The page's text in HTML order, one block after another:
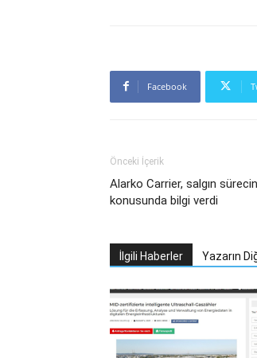
Facebook
Önceki İçerik
Alarko Carrier, salgın
konusunda bilgi verdi
İlgili Haberler Yazarın